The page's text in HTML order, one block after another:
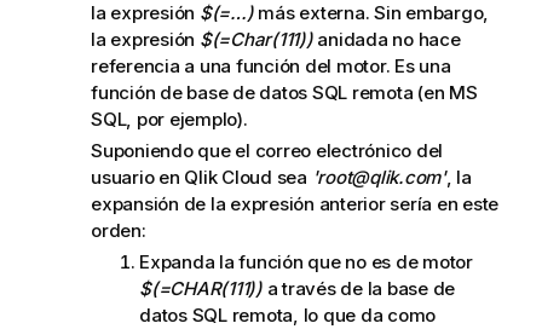
la expresión $(=…)más externa. Sin embargo,
la expresión $(=Char(111))anidada no hace
referencia a una función del motor. Es una
función de base de datos SQL remota (en MS
SQL, por ejemplo).
Suponiendo que el correo electrónico del
usuario en Qlik Cloud sea 'root@qlik.com', la
expansión de la expresión anterior sería en este
orden:
Expanda la función que no es de motor
$(=CHAR(111))a través de la base de
datos SQL remota, lo que da como